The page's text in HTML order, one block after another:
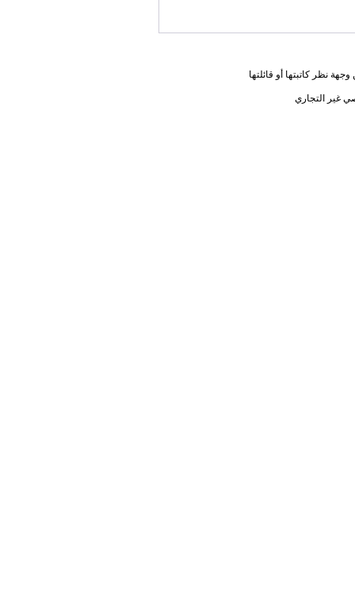
نظر كاتبتها أو قائلتها
غير التجاري